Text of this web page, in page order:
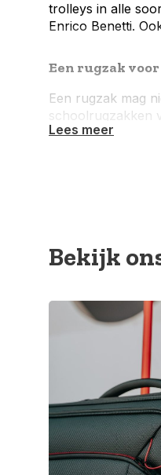
trolleys in alle
Enrico Benetti.
Een rugzak
Een rugzak mag
schoolrugzakken
Lees meer
Bekijk